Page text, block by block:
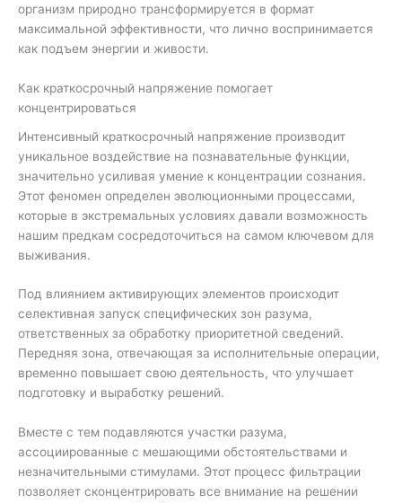
организм природно трансформируется в формат
максимальной эффективности, что лично воспринимается
как подъем энергии и живости.
Как краткосрочный напряжение помогает
концентрироваться
Интенсивный краткосрочный напряжение производит
уникальное воздействие на познавательные функции,
значительно усиливая умение к концентрации сознания.
Этот феномен определен эволюционными процессами,
которые в экстремальных условиях давали возможность
нашим предкам сосредоточиться на самом ключевом для
выживания.
Под влиянием активирующих элементов происходит
селективная запуск специфических зон разума,
ответственных за обработку приоритетной сведений.
Передняя зона, отвечающая за исполнительные операции,
временно повышает свою деятельность, что улучшает
подготовку и выработку решений.
Вместе с тем подавляются участки разума,
ассоциированные с мешающими обстоятельствами и
незначительными стимулами. Этот процесс фильтрации
позволяет сконцентрировать все внимание на решении